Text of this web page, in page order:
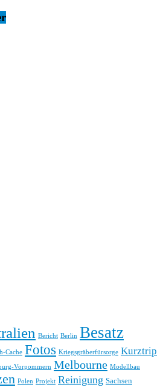
Bericht Berlin Besatz
Cache Fotos Kriegsgräberfürsorge Kurztrip
Vorpommern Melbourne Modellbau
Polen Projekt Reinigung Sachsen